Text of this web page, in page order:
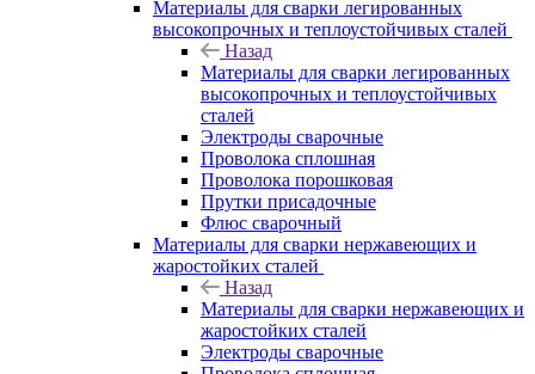
Материалы для сварки легированных
высокопрочных и теплоустойчивых сталей
Назад
Материалы для сварки легированных
высокопрочных и теплоустойчивых
сталей
Электроды сварочные
Проволока сплошная
Проволока порошковая
Прутки присадочные
Флюс сварочный
Материалы для сварки нержавеющих и
жаростойких сталей
Назад
Материалы для сварки нержавеющих и
жаростойких сталей
Электроды сварочные